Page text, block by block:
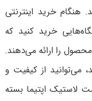
هنگام خرید اینترنتی
خرید کنید که
را ارائه می‌دهند.
می‌توانید از کیفیت و
لاستیک اپتیما بسته